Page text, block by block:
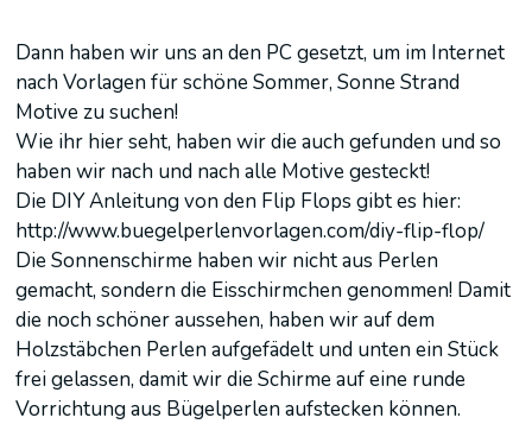
Dann haben wir uns an den PC gesetzt, um im Internet
nach Vorlagen für schöne Sommer, Sonne Strand
Motive zu suchen!
Wie ihr hier seht, haben wir die auch gefunden und so
haben wir nach und nach alle Motive gesteckt!
Die DIY Anleitung von den Flip Flops gibt es hier:
http://www.buegelperlenvorlagen.com/diy-flip-flop/
Die Sonnenschirme haben wir nicht aus Perlen
gemacht, sondern die Eisschirmchen genommen! Damit
die noch schöner aussehen, haben wir auf dem
Holzstäbchen Perlen aufgefädelt und unten ein Stück
frei gelassen, damit wir die Schirme auf eine runde
Vorrichtung aus Bügelperlen aufstecken können.